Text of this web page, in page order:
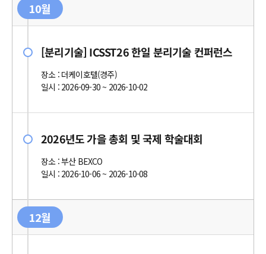
10월
[분리기술] ICSST26 한일 분리기술 컨퍼런스
장소 : 더케이호텔(경주)
일시 : 2026-09-30 ~ 2026-10-02
2026년도 가을 총회 및 국제 학술대회
장소 : 부산 BEXCO
일시 : 2026-10-06 ~ 2026-10-08
12월